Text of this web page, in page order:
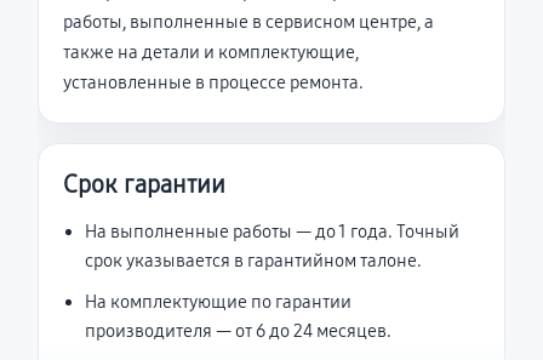
работы, выполненные в сервисном центре, а
также на детали и комплектующие,
установленные в процессе ремонта.
Срок гарантии
На выполненные работы — до 1 года. Точный
срок указывается в гарантийном талоне.
На комплектующие по гарантии
производителя — от 6 до 24 месяцев.